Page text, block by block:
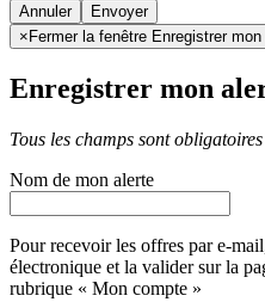
Annuler
× Fermer la fenêtre Enregistrer
Enregistrer mon
Tous les champs sont obligatoires
Nom de mon alerte
Pour recevoir les offres par e-
électronique et la valider sur la
rubrique « Mon compte »